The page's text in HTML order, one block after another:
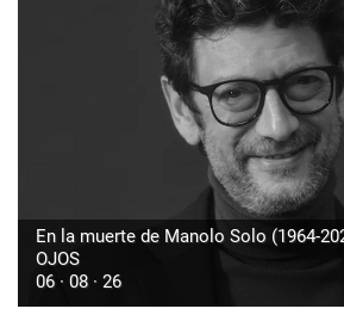
En la muerte de Manolo Solo (1964-
OJOS
06 · 08 · 26